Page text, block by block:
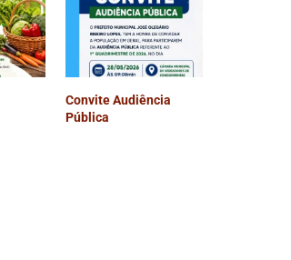
Convite Audiência
Pública